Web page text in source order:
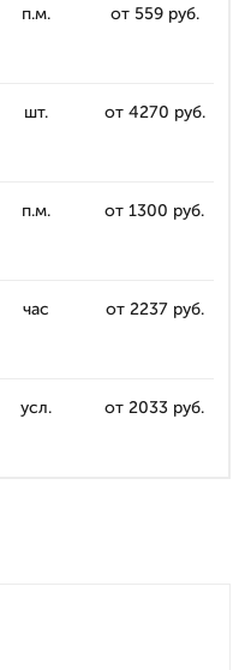
п.м. от 559 руб.
шт. от 4270 руб.
п.м. от 1300 руб.
час от 2237 руб.
усл. от 2033 руб.